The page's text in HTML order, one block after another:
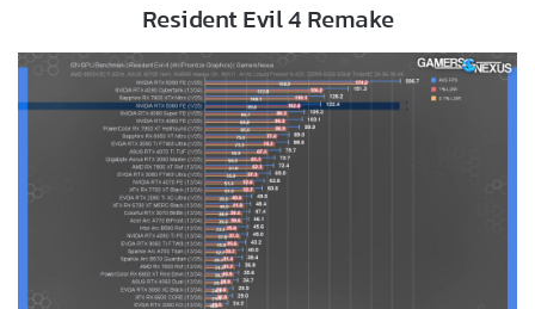
Resident Evil 4 Remake